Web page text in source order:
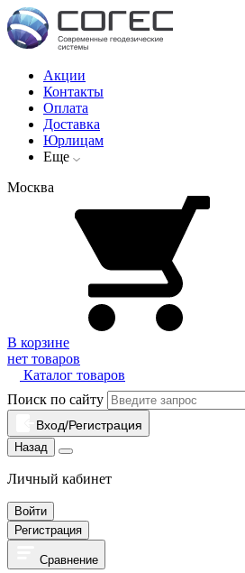
Акции
Контакты
Оплата
Доставка
Юрлицам
Еще
Москва
В корзине
нет товаров
Каталог товаров
Поиск по сайту
Вход/Регистрация
Назад
Личный кабинет
Войти
Регистрация
Сравнение